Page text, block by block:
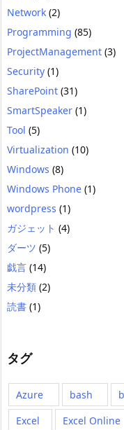
Network (2)
Programming (85)
ProjectManagement (3)
Security (1)
SharePoint (31)
SmartSpeaker (1)
Tool (5)
Virtualization (10)
Windows (8)
Windows Phone (1)
wordpress (1)
ガジェット (4)
ダーツ (5)
戯言 (14)
未分類 (2)
読書 (1)
タグ
Azure bash
Excel
Excel Online